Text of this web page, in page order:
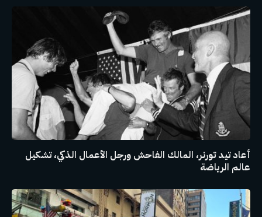
أعاد تيد تورنر، المالك الفاحش ورجل الأعمال الذكي، تشكيل
عالم الرياضة